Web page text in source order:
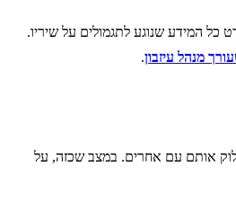
כל המידע שנוגע לתגמולים על שיריו.
מנהל עיזבון.
אותם עם אחרים. במצב שכזה, על